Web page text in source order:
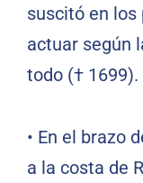
suscitó en los
actuar según
todo († 1699).
• En el brazo
a la costa de